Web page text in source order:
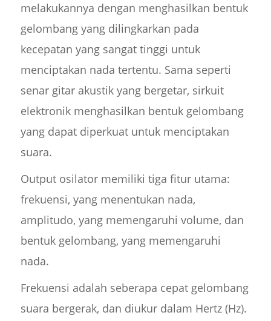
melakukannya dengan menghasilkan bentuk
gelombang yang dilingkarkan pada
kecepatan yang sangat tinggi untuk
menciptakan nada tertentu. Sama seperti
senar gitar akustik yang bergetar, sirkuit
elektronik menghasilkan bentuk gelombang
yang dapat diperkuat untuk menciptakan
suara.
Output osilator memiliki tiga fitur utama:
frekuensi, yang menentukan nada,
amplitudo, yang memengaruhi volume, dan
bentuk gelombang, yang memengaruhi
nada.
Frekuensi adalah seberapa cepat gelombang
suara bergerak, dan diukur dalam Hertz (Hz).